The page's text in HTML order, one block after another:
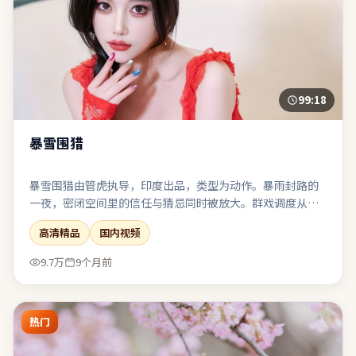
99:18
暴雪围猎
暴雪围猎由管虎执导，印度出品，类型为动作。暴雨封路的
一夜，密闭空间里的信任与猜忌同时被放大。群戏调度从
容，配角并非工具人，各自带着可辨识的欲望与软肋。整体
完成度高，适合喜欢强情节与人物弧光的观众。
高清精品
国内视频
9.7万
9个月前
热门